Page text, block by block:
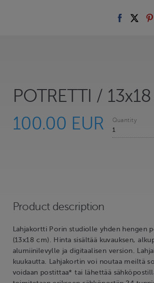
POTRETTI /
100.00 EUR
Quantity
Product description
Lahjakortti Porin studiolle yhden hengen
(13x18 cm). Hinta sisältää kuvauksen,
alumiinilevylle ja digitaalisen version.
kuukautta. Lahjakortin voi noutaa meiltä
voidaan postittaa* tai lähettää